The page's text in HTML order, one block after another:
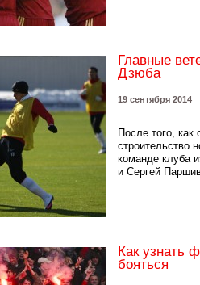
Главные
Дзюба
19 сентября 2014
После того,
строительство
команде клуба
и Сергей
Как узнать
бояться